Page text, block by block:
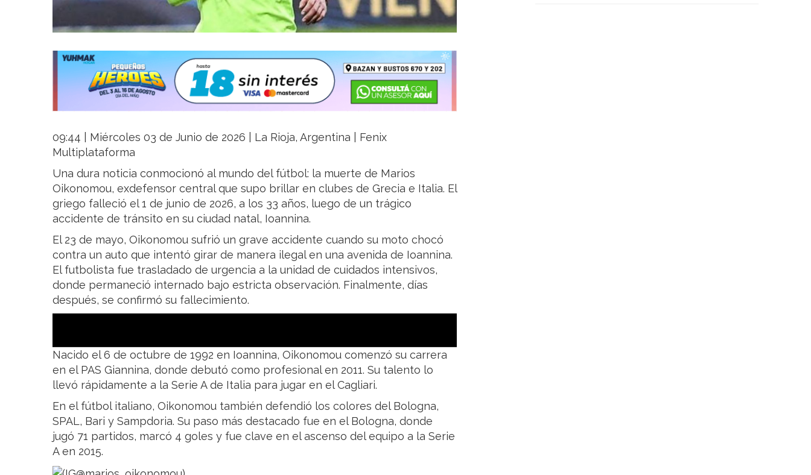
09:44 | Miércoles 03 de Junio de 2026 | La Rioja, Argentina | Fenix
Multiplataforma
Una dura noticia conmocionó al mundo del fútbol: la muerte de Marios
Oikonomou, exdefensor central que supo brillar en clubes de Grecia e Italia. El
griego falleció el 1 de junio de 2026, a los 33 años, luego de un trágico
accidente de tránsito en su ciudad natal, Ioannina.
El 23 de mayo, Oikonomou sufrió un grave accidente cuando su moto chocó
contra un auto que intentó girar de manera ilegal en una avenida de Ioannina.
El futbolista fue trasladado de urgencia a la unidad de cuidados intensivos,
donde permaneció internado bajo estricta observación. Finalmente, días
después, se confirmó su fallecimiento.
Nacido el 6 de octubre de 1992 en Ioannina, Oikonomou comenzó su carrera
en el PAS Giannina, donde debutó como profesional en 2011. Su talento lo
llevó rápidamente a la Serie A de Italia para jugar en el Cagliari.
En el fútbol italiano, Oikonomou también defendió los colores del Bologna,
SPAL, Bari y Sampdoria. Su paso más destacado fue en el Bologna, donde
jugó 71 partidos, marcó 4 goles y fue clave en el ascenso del equipo a la Serie
A en 2015.